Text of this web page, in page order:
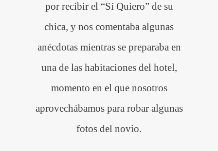
por recibir el “Sí Quiero” de su
chica, y nos comentaba algunas
anécdotas mientras se preparaba en
una de las habitaciones del hotel,
momento en el que nosotros
aprovechábamos para robar algunas
fotos del novio.